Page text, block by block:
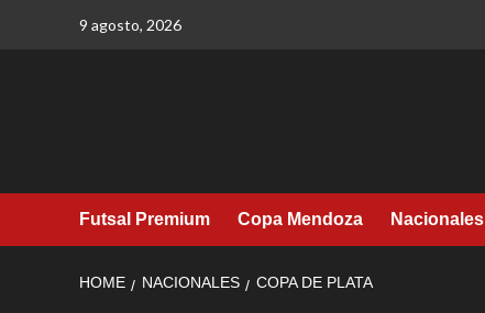
9 agosto, 2026
Futsal Premium Copa Mendoza Nacionales
HOME NACIONALES COPA DE PLATA